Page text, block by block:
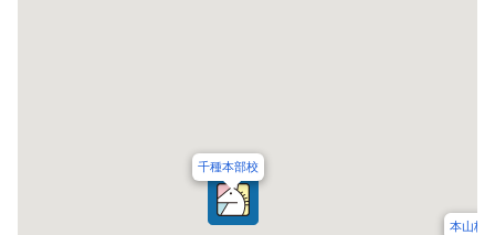
千種本部校
本山校